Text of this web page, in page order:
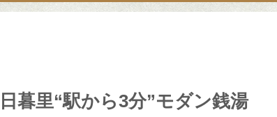
暮里“駅から3分”モダン銭湯